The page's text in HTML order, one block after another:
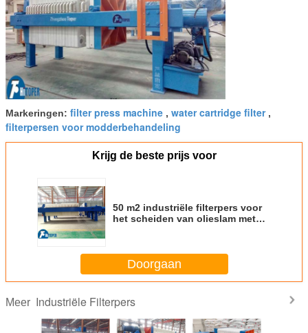
Markeringen: filter press machine , water cartridge filter,
filterpersen voor modderbehandeling
Krijg de beste prijs voor
50 m2 industriële filterpers voor
het scheiden van olieslam met
Doorgaan
Meer Industriële Filterpers